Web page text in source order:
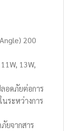
200
13W,
อดภัยต่อการ
ระหว่างการ
ยจากสาร